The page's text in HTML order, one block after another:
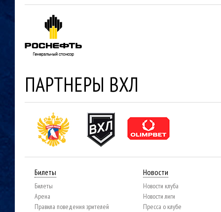
ПАРТНЕРЫ ВХЛ
Билеты
Билеты
Арена
Правила поведения зрителей
Новости
Новости клуба
Новости лиги
Пресса о клубе